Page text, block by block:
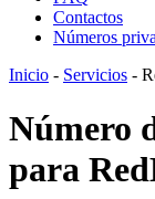
Contactos
Números
Inicio - Servicios -
Número
para